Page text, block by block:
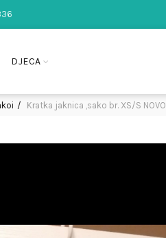
DJECA
Kratka jaknica ,sako br. XS/S NOVO